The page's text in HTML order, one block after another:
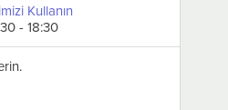
₺128.006,50
Kullanın
- 18:30